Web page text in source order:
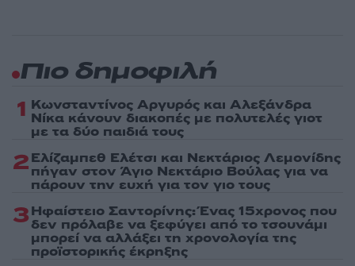
Πιο δημοφιλή
1 Κωνσταντίνος Αργυρός και Αλεξάνδρα
Νίκα κάνουν διακοπές με πολυτελές γιοτ
με τα δύο παιδιά τους
2Ελίζαμπεθ Ελέτσι και Νεκτάριος Λεμονίδης
πήγαν στον Άγιο Νεκτάριο Βούλας για να
πάρουν την ευχή για τον γιο τους
3Ηφαίστειο Σαντορίνης: Ένας 15χρονος που
δεν πρόλαβε να ξεφύγει από το τσουνάμι
μπορεί να αλλάξει τη χρονολογία της
προϊστορικής έκρηξης